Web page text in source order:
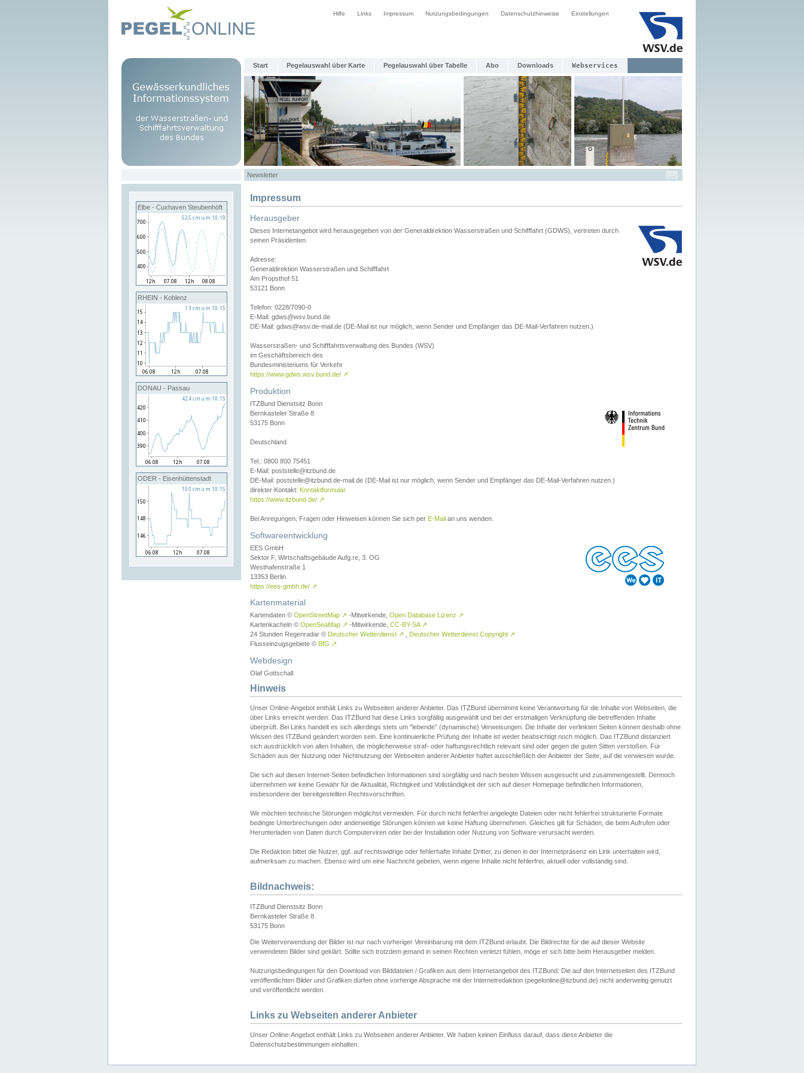
Hilfe Links Impressum Nutzungsbedingungen Datenschutzhinweise Einstellungen
Start Pegelauswahl über Karte Pegelauswahl über Tabelle Abo Downloads Webservices
Newsletter
Elbe - Cuxhaven Steubenhöft
RHEIN - Koblenz
DONAU - Passau
ODER - Eisenhüttenstadt
Impressum
Herausgeber
Dieses Internetangebot wird herausgegeben von der Generaldirektion Wasserstraßen und Schifffahrt (GDWS), vertreten durch
seinen Präsidenten.
Adresse:
Generaldirektion Wasserstraßen und Schifffahrt
Am Propsthof 51
53121 Bonn
Telefon: 0228/7090-0
E-Mail: gdws@wsv.bund.de
DE-Mail: gdws@wsv.de-mail.de (DE-Mail ist nur möglich, wenn Sender und Empfänger das DE-Mail-Verfahren nutzen.)
Wasserstraßen- und Schifffahrtsverwaltung des Bundes (WSV)
im Geschäftsbereich des
Bundesministeriums für Verkehr
https://www.gdws.wsv.bund.de/ ↗
Produktion
ITZBund Dienstsitz Bonn
Bernkasteler Straße 8
53175 Bonn
Deutschland
Tel.: 0800 800 75451
E-Mail: poststelle@itzbund.de
DE-Mail: poststelle@itzbund.de-mail.de (DE-Mail ist nur möglich, wenn Sender und Empfänger das DE-Mail-Verfahren nutzen.)
direkter Kontakt: Kontaktformular
https://www.itzbund.de/ ↗
Bei Anregungen, Fragen oder Hinweisen können Sie sich per E-Mail an uns wenden.
Softwareentwicklung
EES GmbH
Sektor F, Wirtschaftsgebäude Aufg.re, 3. OG
Westhafenstraße 1
13353 Berlin
https://ees-gmbh.de/ ↗
Kartenmaterial
Kartendaten © OpenStreetMap ↗ -Mitwirkende, Open Database Lizenz ↗
Kartenkacheln © OpenSeaMap ↗ -Mitwirkende, CC-BY-SA ↗
24 Stunden Regenradar © Deutscher Wetterdienst ↗ Deutscher Wetterdienst Copyright ↗
Flusseinzugsgebiete © BfG ↗
Webdesign
Olaf Gottschall
Hinweis
Unser Online-Angebot enthält Links zu Webseiten anderer Anbieter. Das ITZBund übernimmt keine Verantwortung für die Inhalte von Webseiten, die
über Links erreicht werden. Das ITZBund hat diese Links sorgfältig ausgewählt und bei der erstmaligen Verknüpfung die betreffenden Inhalte
überprüft. Bei Links handelt es sich allerdings stets um "lebende" (dynamische) Verweisungen. Die Inhalte der verlinkten Seiten können deshalb ohne
Wissen des ITZBund geändert worden sein. Eine kontinuierliche Prüfung der Inhalte ist weder beabsichtigt noch möglich. Das ITZBund distanziert
sich ausdrücklich von allen Inhalten, die möglicherweise straf- oder haftungsrechtlich relevant sind oder gegen die guten Sitten verstoßen. Für
Schäden aus der Nutzung oder Nichtnutzung der Webseiten anderer Anbieter haftet ausschließlich der Anbieter der Seite, auf die verwiesen wurde.
Die sich auf diesen Internet-Seiten befindlichen Informationen sind sorgfältig und nach besten Wissen ausgesucht und zusammengestellt. Dennoch
übernehmen wir keine Gewähr für die Aktualität, Richtigkeit und Vollständigkeit der sich auf dieser Homepage befindlichen Informationen,
insbesondere der bereitgestellten Rechtsvorschriften.
Wir möchten technische Störungen möglichst vermeiden. Für durch nicht fehlerfrei angelegte Dateien oder nicht fehlerfrei strukturierte Formate
bedingte Unterbrechungen oder anderweitige Störungen können wir keine Haftung übernehmen. Gleiches gilt für Schäden, die beim Aufrufen oder
Herunterladen von Daten durch Computerviren oder bei der Installation oder Nutzung von Software verursacht werden.
Die Redaktion bittet die Nutzer, ggf. auf rechtswidrige oder fehlerhafte Inhalte Dritter, zu denen in der Internetpräsenz ein Link unterhalten wird,
aufmerksam zu machen. Ebenso wird um eine Nachricht gebeten, wenn eigene Inhalte nicht fehlerfrei, aktuell oder vollständig sind.
Bildnachweis:
ITZBund Dienstsitz Bonn
Bernkasteler Straße 8
53175 Bonn
Die Weiterverwendung der Bilder ist nur nach vorheriger Vereinbarung mit dem ITZBund erlaubt. Die Bildrechte für die auf dieser Website
verwendeten Bilder sind geklärt. Sollte sich trotzdem jemand in seinen Rechten verletzt fühlen, möge er sich bitte beim Herausgeber melden.
Nutzungsbedingungen für den Download von Bilddateien / Grafiken aus dem Internetangebot des ITZBund: Die auf den Internetseiten des ITZBund
veröffentlichten Bilder und Grafiken dürfen ohne vorherige Absprache mit der Internetredaktion (pegelonline@itzbund.de) nicht anderweitig genutzt
und veröffentlicht werden.
Links zu Webseiten anderer Anbieter
Unser Online-Angebot enthält Links zu Webseiten anderer Anbieter. Wir haben keinen Einfluss darauf, dass diese Anbieter die
Datenschutzbestimmungen einhalten.